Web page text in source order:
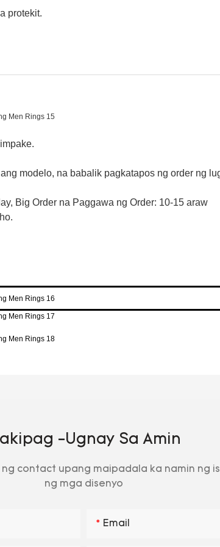
protekit.
modelo, na babalik pagkatapos ng order ng
Big Order na Paggawa ng Order: 10-15 araw
-ugnay Sa Amin
contact upang maipadala ka namin ng
ng mga disenyo
Email